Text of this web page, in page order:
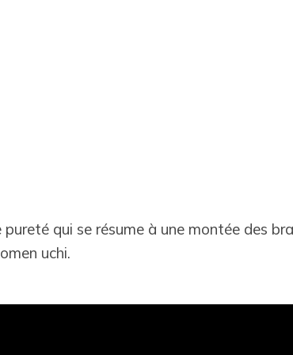
pureté qui se résume à une montée des
uchi.